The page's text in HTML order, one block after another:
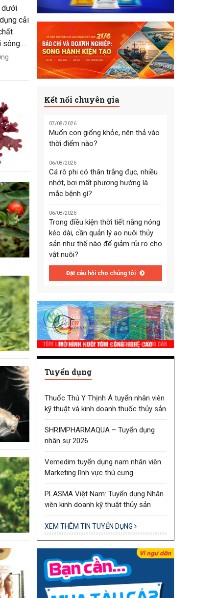
dưới
cải
sông
Kết nối chuyên gia
07/08/2026
Muốn con giống khỏe, nên thả vào
thời điểm nào?
06/08/2026
Cá rô phi có thân trắng đục, nhiều
nhớt, bơi mất phương hướng là
mắc bệnh gì?
06/08/2026
Trong điều kiện thời tiết nắng nóng
kéo dài, cần quản lý ao nuôi thủy
sản như thế nào để giảm rủi ro cho
vật nuôi?
Đặt câu hỏi cho chúng tôi
Tuyển dụng
Thuốc Thú Y Thịnh Á tuyển nhân viên
kỹ thuật và kinh doanh thuốc thủy sản
SHRIMPHARMAQUA – Tuyển dụng
nhân sự 2026
Vemedim tuyển dụng nam nhân viên
Marketing lĩnh vực thú cưng
PLASMA Việt Nam: Tuyển dụng Nhân
viên kinh doanh kỹ thuật thủy sản
XEM THÊM TIN TUYỂN DỤNG